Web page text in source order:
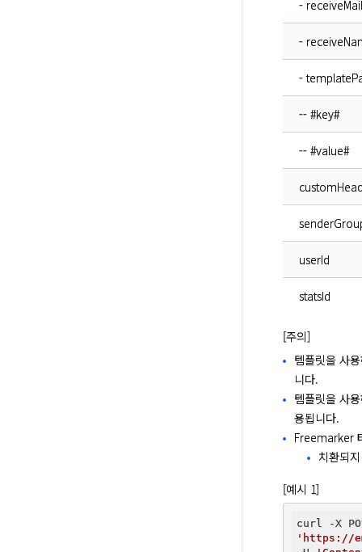
-
-
-
-- #key#
-- #value#
userId
statsId
[주의]
템플릿을 사
니다.
템플릿을 사
용됩니다.
Freemarker
치환되
[예시 1]
'https://